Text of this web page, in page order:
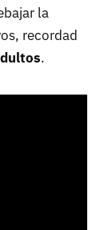
la
recordad
.